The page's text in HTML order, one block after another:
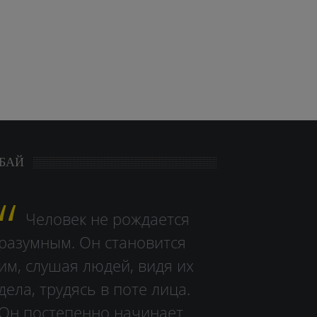
Человек не рождается
разумным. Он становится
им, слушая людей, видя их
тру­дясь в поте лица.
постепенно начинает